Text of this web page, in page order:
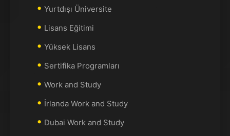
Yurtdışı Üniversite
Lisans Eğitimi
Yüksek Lisans
Sertifika Programları
Work and Study
İrlanda Work and Study
Dubai Work and Study